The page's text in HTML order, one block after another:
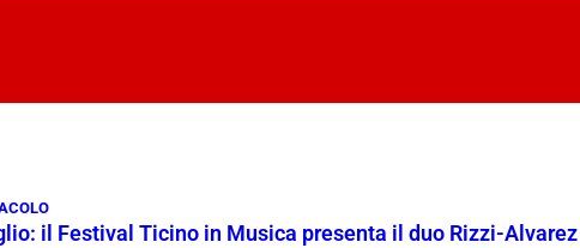
il Festival Ticino in Musica presenta il duo Rizzi-Alvarez